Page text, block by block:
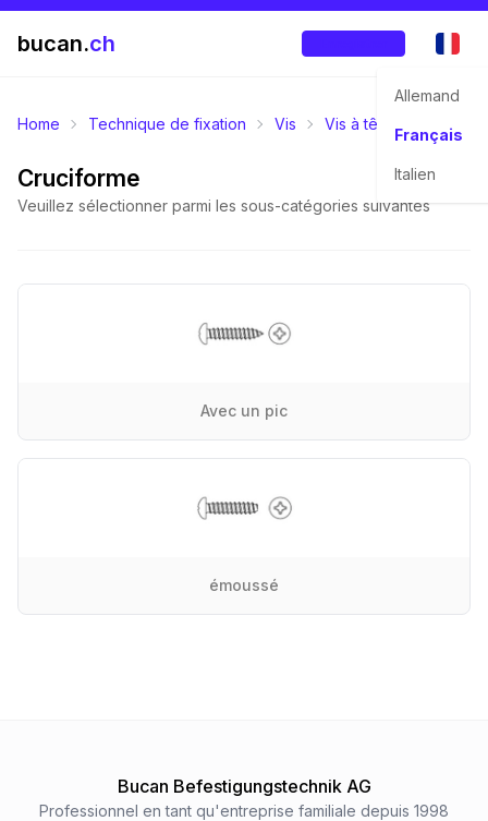
bucan.ch
Allemand
Français
Italien
Home Technique de fixation Vis Vis à tête bombée
Cruciforme
Veuillez sélectionner parmi les sous-catégories suivantes
Avec un pic
émoussé
Bucan Befestigungstechnik AG
Professionnel en tant qu'entreprise familiale depuis 1998